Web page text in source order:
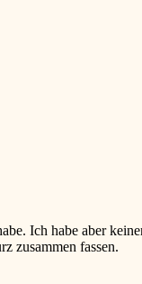
Ich habe aber
zusammen fassen.